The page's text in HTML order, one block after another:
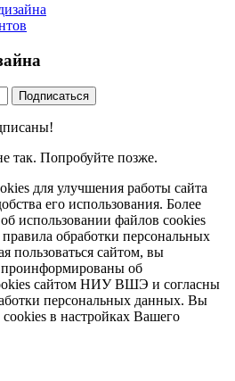
так. Попробуйте позже.
для улучшения работы сайта
его использования. Более
использовании файлов cookies
обработки персональных
пользоваться сайтом, вы
проинформированы об
сайтом НИУ ВШЭ и согласны
персональных данных. Вы
в настройках Вашего